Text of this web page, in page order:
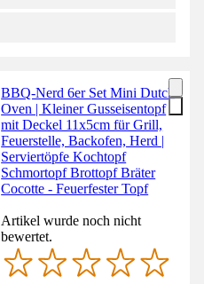
BBQ-Nerd 6er Set Mini Dutch
Oven | Kleiner Gusseisentopf
mit Deckel 11x5cm für Grill,
Feuerstelle, Backofen, Herd |
Serviertöpfe Kochtopf
Schmortopf Brottopf Bräter
Cocotte - Feuerfester Topf
Artikel wurde noch nicht
bewertet.